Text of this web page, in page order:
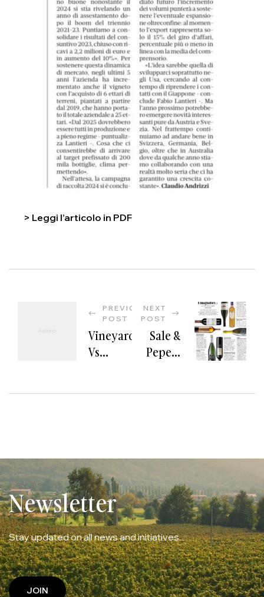
> Leggi l’articolo in PDF
PREVIOUS
POST
Vineyards
Vs
NEXT
POST
Sale &
Pepe: I
Newsletter
Stay updated on all news and initiatives.
JOIN